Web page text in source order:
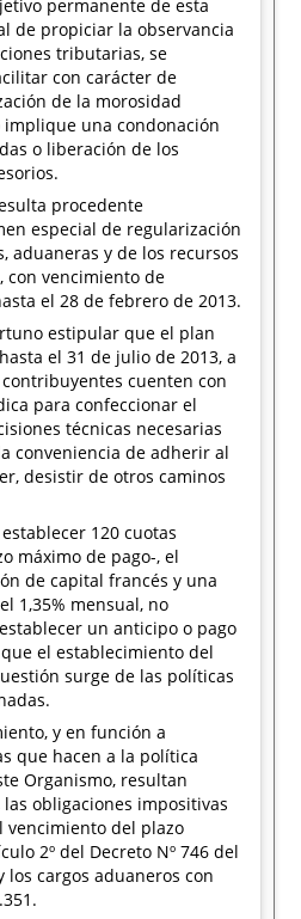
permanente de esta
de propiciar la observancia
tributarias, se
con carácter de
de la morosidad
una condonación
o liberación de los
procedente
especial de regularización
aduaneras y de los recursos
con vencimiento de
el 28 de febrero de 2013.
estipular que el plan
el 31 de julio de 2013, a
cuenten con
para confeccionar el
técnicas necesarias
conveniencia de adherir al
desistir de otros caminos
120 cuotas
máximo de pago-, el
de capital francés y una
1,35% mensual, no
un anticipo o pago
el establecimiento del
surge de las políticas
y en función a
que hacen a la política
Organismo, resultan
obligaciones impositivas
vencimiento del plazo
2º del Decreto Nº 746 del
los cargos aduaneros con